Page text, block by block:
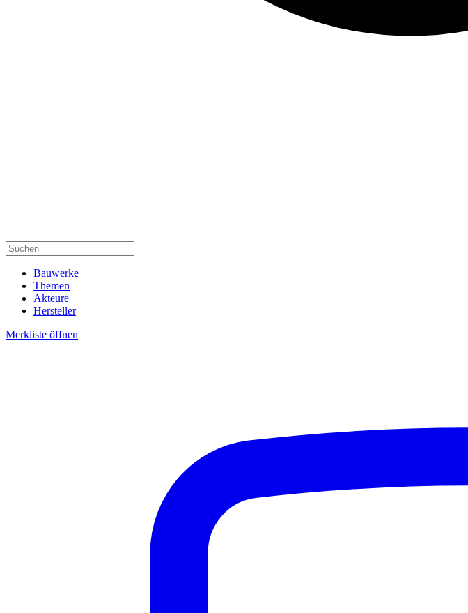
Bauwerke
Themen
Akteure
Hersteller
Merkliste öffnen